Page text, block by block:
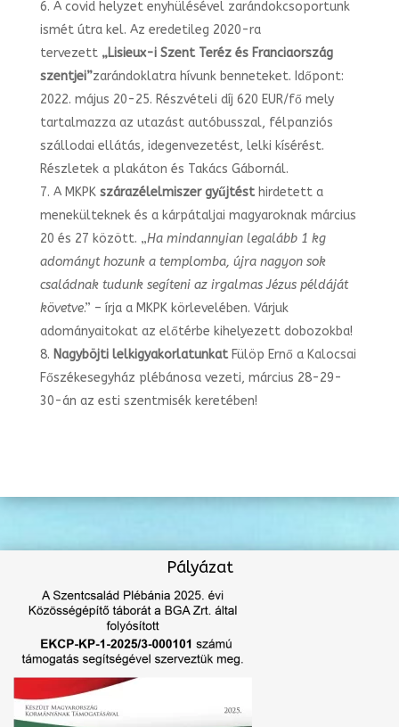
A covid helyzet enyhülésével zarándokcsoportunk
ismét útra kel. Az eredetileg 2020-ra
tervezett „Lisieux-i Szent Teréz és Franciaország
szentjei”zarándoklatra hívunk benneteket. Időpont:
2022. május 20-25. Részvételi díj 620 EUR/fő mely
tartalmazza az utazást autóbusszal, félpanziós
szállodai ellátás, idegenvezetést, lelki kísérést.
Részletek a plakáton és Takács Gábornál.
A MKPK szárazélelmiszer gyűjtést hirdetett a
menekülteknek és a kárpátaljai magyaroknak március
20 és 27 között. „Ha mindannyian legalább 1 kg
adományt hozunk a templomba, újra nagyon sok
családnak tudunk segíteni az irgalmas Jézus példáját
követve.” – írja a MKPK körlevelében. Várjuk
adományaitokat az előtérbe kihelyezett dobozokba!
Nagyböjti lelkigyakorlatunkat Fülöp Ernő a Kalocsai
Főszékesegyház plébánosa vezeti, március 28-29-
30-án az esti szentmisék keretében!
Pályázat